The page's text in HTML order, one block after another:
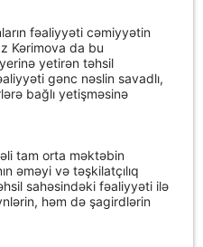
fəaliyyəti cəmiyyətin
Kərimova da bu
yetirən təhsil
gənc nəslin savadlı,
bağlı yetişməsinə
tam orta məktəbin
əməyi və təşkilatçılıq
sahəsindəki fəaliyyəti ilə
həm də şagirdlərin